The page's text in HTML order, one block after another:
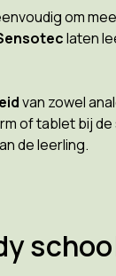
om
laten
van zowel
of tablet bij
de leerling.